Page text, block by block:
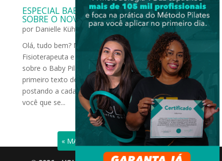
ESPECIAL BABY PILATES: CONHEÇA MAIS
SOBRE O NOVO MÉTODO!
por Danielle Kühni set 13, 2017 |
Grupos Especiais
Olá, tudo bem? Me chamo Danielle Kühni, sou
Fisioterapeuta e venho aqui conversar com vocês
sobre o Baby Pilates, você já ouviu falar? Esse é o
primeiro texto de uma série de textos que vamos estar
postando a cada 15 dias! Ele é um guia completo para
você que se...
« ENTRADAS ANTIGAS